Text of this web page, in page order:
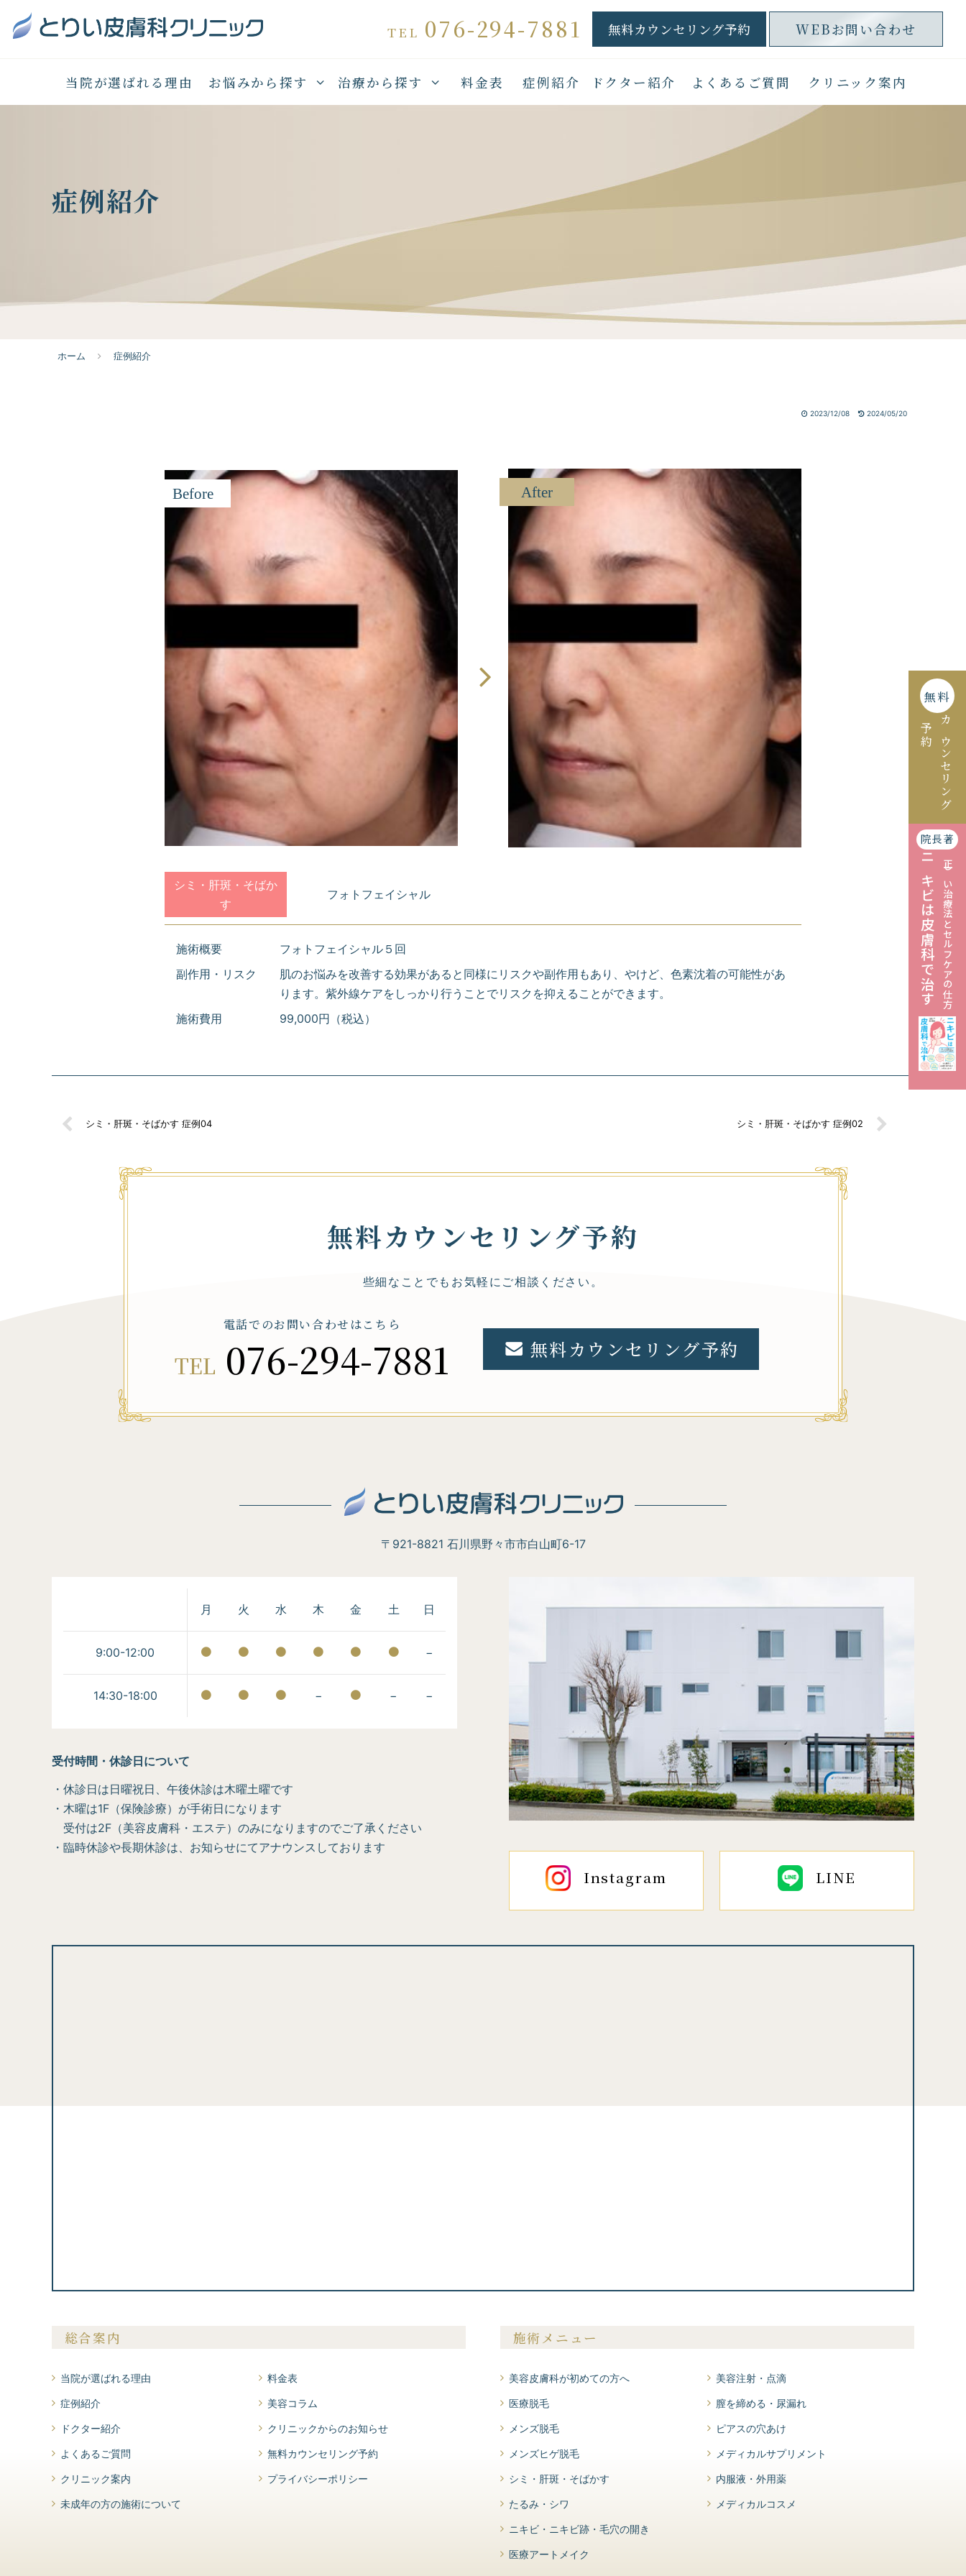
TEL 076-294-7881 無料カウンセリング予約 WEBお問い合わせ
当院が選ばれる理由 お悩みから探す 治療から探す 料金表 症例紹介 ドクター紹介 よくあるご質問 クリニック案内
症例紹介
ホーム 症例紹介
2023/12/08 2024/05/20
Before After
シミ・肝斑・そばか
す
フォトフェイシャル
施術概要
フォトフェイシャル５回
副作用・リスク
肌のお悩みを改善する効果があると同様にリスクや副作用もあり、やけど、色素沈着の可能性があ
ります。紫外線ケアをしっかり行うことでリスクを抑えることができます。
施術費用
99,000円（税込）
シミ・肝斑・そばかす 症例04 シミ・肝斑・そばかす 症例02
無料カウンセリング予約
些細なことでもお気軽にご相談ください。
電話でのお問い合わせはこちら
TEL 076-294-7881 無料カウンセリング予約
〒921-8821 石川県野々市市白山町6-17
月 火 水 木 金 土 日
9:00-12:00 −
14:30-18:00 − − −
受付時間・休診日について
・休診日は日曜祝日、午後休診は木曜土曜です
・木曜は1F（保険診療）が手術日になります
受付は2F（美容皮膚科・エステ）のみになりますのでご了承ください
・臨時休診や長期休診は、お知らせにてアナウンスしております
Instagram LINE
総合案内
当院が選ばれる理由
症例紹介
ドクター紹介
よくあるご質問
クリニック案内
未成年の方の施術について
料金表
美容コラム
クリニックからのお知らせ
無料カウンセリング予約
プライバシーポリシー
施術メニュー
美容皮膚科が初めての方へ
医療脱毛
メンズ脱毛
メンズヒゲ脱毛
シミ・肝斑・そばかす
たるみ・シワ
ニキビ・ニキビ跡・毛穴の開き
医療アートメイク
美容注射・点滴
膣を締める・尿漏れ
ピアスの穴あけ
メディカルサプリメント
内服液・外用薬
メディカルコスメ
無料
カウンセリング
予約
院長著
正しい治療法とセルフケアの仕方
ニキビは皮膚科で治す